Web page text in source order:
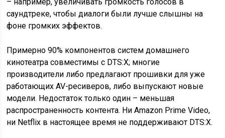
саундтреке, чтобы диалоги были лучше слышны на
фоне громких эффектов.
Примерно 90% компонентов систем домашнего
кинотеатра совместимы с DTS:X; многие
производители либо предлагают прошивки для уже
работающих AV-ресиверов, либо выпускают новые
модели. Недостаток только один – меньшая
распространенность контента. Ни Amazon Prime Video,
ни Netflix в настоящее время не поддерживают DTS:X.